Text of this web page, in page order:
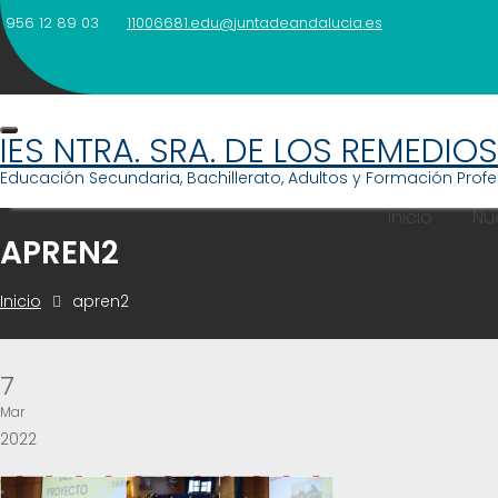
Saltar
al
contenido
956 12 89 03 11006681.edu@juntadeandalucia.es
IES NTRA. SRA. DE LOS REMEDIOS
Educación Secundaria, Bachillerato, Adultos y Formación
Inicio
APREN2
Inicio apren2
7
Mar
2022